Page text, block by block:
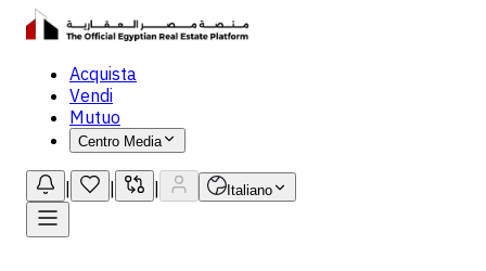
Acquista
Vendi
Mutuo
Centro Media
Italiano